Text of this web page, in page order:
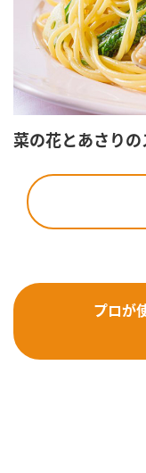
菜の花とあさりの
プロが